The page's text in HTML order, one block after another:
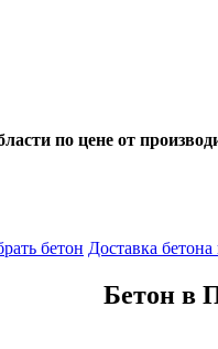
по цене от
бетон Доставка
Бетон в